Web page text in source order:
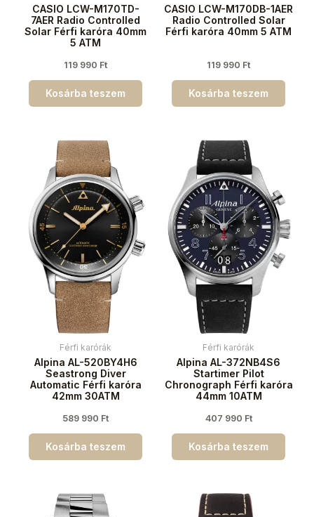
CASIO LCW-M170TD-
7AER Radio Controlled
Solar Férfi karóra 40mm
5 ATM
119 990 Ft
Kosárba teszem
CASIO LCW-M170DB-1AER
Radio Controlled Solar
Férfi karóra 40mm 5 ATM
119 990 Ft
Kosárba teszem
Férfi karórák
Alpina AL-520BY4H6
Seastrong Diver
Automatic Férfi karóra
42mm 30ATM
589 990 Ft
Kosárba teszem
Férfi karórák
Alpina AL-372NB4S6
Startimer Pilot
Chronograph Férfi karóra
44mm 10ATM
407 990 Ft
Kosárba teszem